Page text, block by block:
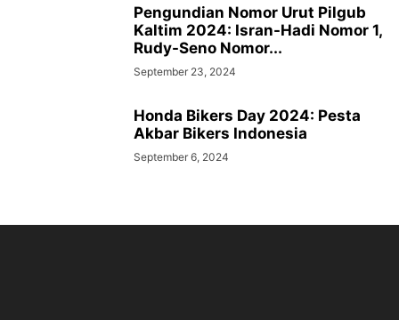
Pengundian Nomor Urut Pilgub
Kaltim 2024: Isran-Hadi Nomor 1,
Rudy-Seno Nomor...
September 23, 2024
Honda Bikers Day 2024: Pesta
Akbar Bikers Indonesia
September 6, 2024